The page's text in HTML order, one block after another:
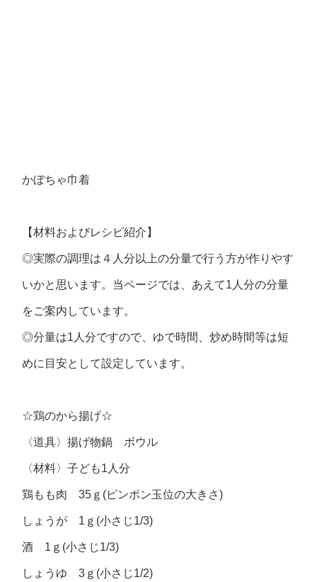
かぼちゃ巾着
【材料およびレシピ紹介】
◎実際の調理は４人分以上の分量で行う方が作りやす
いかと思います。当ページでは、あえて1人分の分量
をご案内しています。
◎分量は1人分ですので、ゆで時間、炒め時間等は短
めに目安として設定しています。
☆鶏のから揚げ☆
〈道具〉揚げ物鍋 ボウル
〈材料〉子ども1人分
鶏もも肉 35ｇ(ピンポン玉位の大きさ)
しょうが 1ｇ(小さじ1/3)
酒 1ｇ(小さじ1/3)
しょうゆ 3ｇ(小さじ1/2)